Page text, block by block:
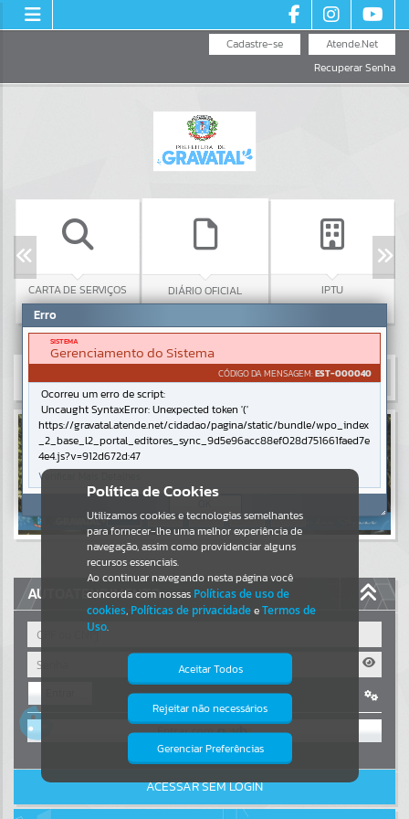
Atende.Net
Cadastre-se
Recuperar Senha
CARTA DE SERVIÇOS DIÁRIO OFICIAL IPTU
Resultados para""
Portais
Por favor, aguarde...
NOTÍCIAS
Por favor, aguarde...
Por favor, aguarde...
Por favor, aguarde...
AUTOATENDIMENTO
OU
Cadastre-se|Recuperar Senha
ACESSAR SEM LOGIN
Política de Cookies
Utilizamos cookies e tecnologias semelhantes
para fornecer-lhe uma melhor experiência de
navegação, assim como providenciar alguns
recursos essenciais.
Ao continuar navegando nesta página você
concorda com nossas Políticas de uso de
cookies, Políticas de privacidadeeTermos de
Uso.
Aceitar Todos
Rejeitar não necessários
Gerenciar Preferências
Isto significa que diversos recursos
providenciados poderão não estar
Erro
SISTEMA
Gerenciamento do Sistema
CÓDIGO DA MENSAGEM:EST-000040
Ocorreu um erro de script:
Uncaught SyntaxError: Unexpected token '('
https://gravatal.atende.net/cidadao/pagina/static/bundle/wpo_index
_2_base_l2_portal_editores_sync_9d5e96acc88ef028d751661faed7e
4e4.js?v=912d672d:47
Verificar Mais Detalhes